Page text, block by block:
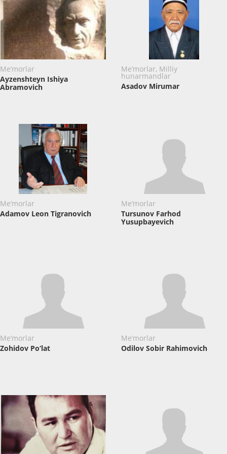
Me’morlar
Ayzenshteyn Ishiya
Abramovich
Me’morlar, Milliy
hunarmandlar
Asadov Mirumar
Me’morlar
Adamov Leon Tigranovich
Me’morlar
Tursunov Farhod
Yusupbayevich
Me’morlar
Zohidov Po‘lat
Me’morlar
Odilov Sobir Rahimovich